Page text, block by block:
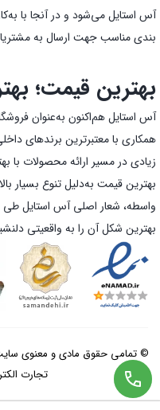
آس استایل می‌شود و در آنجا با
بندی مناسب جهت ارسال به
بهترین قیمت؛
آس استایل هم‌اکنون به‌عنوان
همکاری با معتبرترین برندهای
زیادی در مسیر ارائه محصولات
بهترین قیمت به‌دلیل تنوع بسیار
واسطه، شعار اصلی آس استایل طی
بهترین شکل آن را به واقعیتی
© تمامی حقوق مادی و معنوی
تجارت